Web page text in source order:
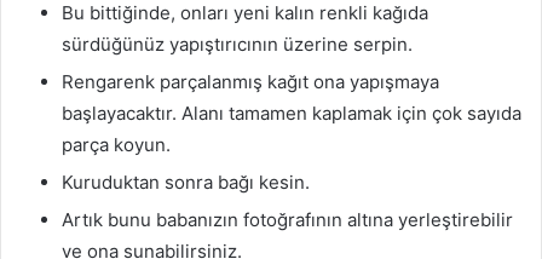
Bu bittiğinde, onları yeni kalın renkli kağıda
sürdüğünüz yapıştırıcının üzerine serpin.
Rengarenk parçalanmış kağıt ona yapışmaya
başlayacaktır. Alanı tamamen kaplamak için çok sayıda
parça koyun.
Kuruduktan sonra bağı kesin.
Artık bunu babanızın fotoğrafının altına yerleştirebilir
ve ona sunabilirsiniz.